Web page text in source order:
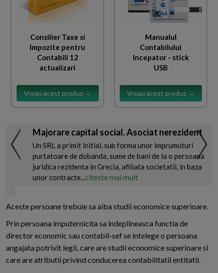
Consilier Taxe si
Impozite pentru
Contabili 12
actualizari
Vreau acest produs →
Manualul
Contabilului
Incepator - stick
USB
Vreau acest produs →
Majorare capital social. Asociat nerezident
Un SRL a primit initial, sub forma unor imprumuturi
purtatoare de dobanda, sume de bani de la o persoana
juridica rezidenta in Grecia, afiliata societatii, in baza
unor contracte...citeste mai mult
Aceste persoane trebuie sa aiba studii economice superioare.
Prin persoana imputernicita sa indeplineasca functia de
director economic sau contabil-sef se intelege o persoana
angajata potrivit legii, care are studii economice superioare si
care are atributii privind conducerea contabilitatii entitatii.